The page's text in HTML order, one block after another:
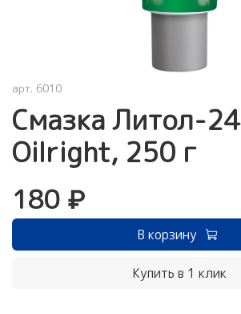
арт. 6010
Смазка Литол-24
Oilright, 250 г
180 ₽
В корзину
Купить в 1 клик